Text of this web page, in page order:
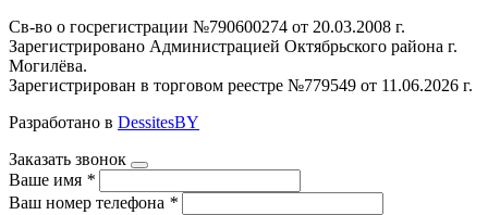
Св-во о госрегистрации №790600274 от 20.03.2008 г.
Зарегистрировано Администрацией Октябрьского района г.
Могилёва.
Зарегистрирован в торговом реестре №779549 от 11.06.2026 г.
Разработано в DessitesBY
Заказать звонок
Ваше имя *
Ваш номер телефона *